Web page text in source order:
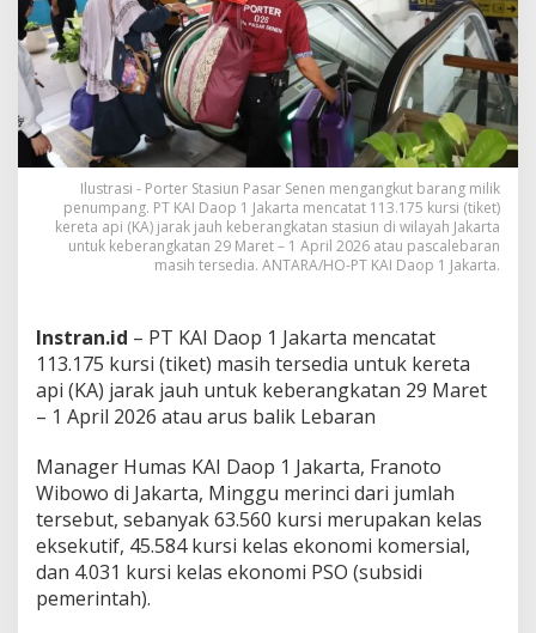
A
r
u
s
B
a
l
i
k
L
e
b
a
n
M
a
s
i
T
e
r
s
e
d
Ilustrasi - Porter Stasiun Pasar Senen mengangkut barang milik
penumpang. PT KAI Daop 1 Jakarta mencatat 113.175 kursi (tiket)
kereta api (KA) jarak jauh keberangkatan stasiun di wilayah Jakarta
untuk keberangkatan 29 Maret – 1 April 2026 atau pascalebaran
masih tersedia. ANTARA/HO-PT KAI Daop 1 Jakarta.
Instran.id – PT KAI Daop 1 Jakarta mencatat
113.175 kursi (tiket) masih tersedia untuk kereta
api (KA) jarak jauh untuk keberangkatan 29 Maret
– 1 April 2026 atau arus balik Lebaran
Manager Humas KAI Daop 1 Jakarta, Franoto
Wibowo di Jakarta, Minggu merinci dari jumlah
tersebut, sebanyak 63.560 kursi merupakan kelas
eksekutif, 45.584 kursi kelas ekonomi komersial,
dan 4.031 kursi kelas ekonomi PSO (subsidi
pemerintah).